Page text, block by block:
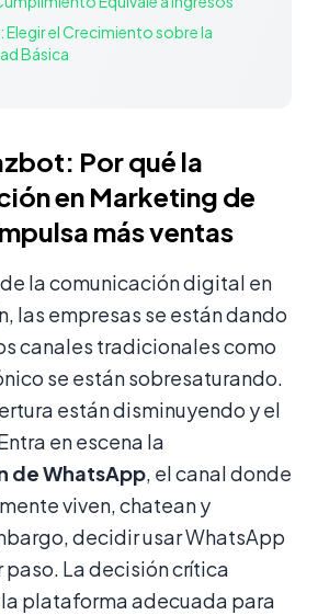
el Crecimiento sobre la
Básica
Por qué la
en Marketing de
más ventas
la comunicación digital en
las empresas se están dando
canales tradicionales como
se están sobresaturando.
están disminuyendo y el
en escena la
de WhatsApp, el canal donde
viven, chatean y
decidir usar WhatsApp
paso. La decisión crítica
plataforma adecuada para